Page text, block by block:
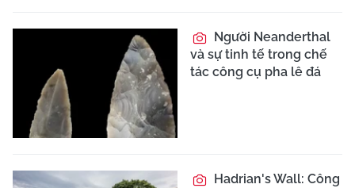
Người Neanderthal
và sự tinh tế trong chế
tác công cụ pha lê đá
Hadrian's Wall: Công